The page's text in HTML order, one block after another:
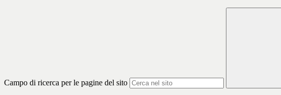
Campo di ricerca per le pagine del sito